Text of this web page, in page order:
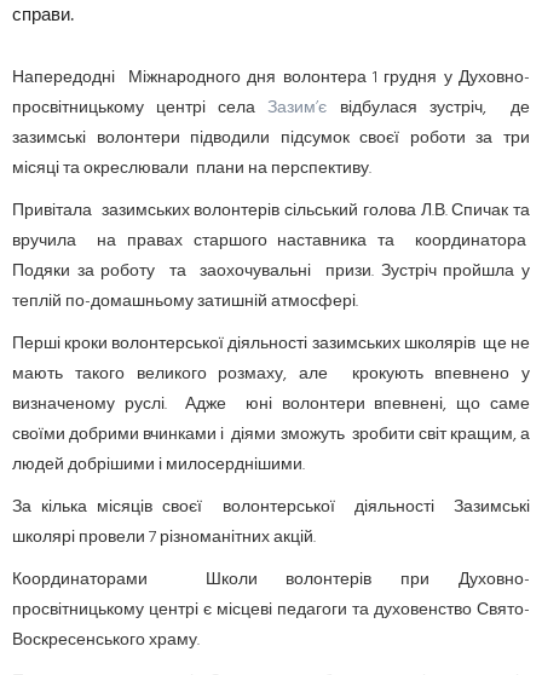
справи.
Напередодні Міжнародного дня волонтера 1 грудня у Духовно-
просвітницькому центрі селаЗазим’є відбулася зустріч, де
зазимські волонтери підводили підсумок своєї роботи за три
місяці та окреслювали плани на перспективу.
Привітала зазимських волонтерів сільський голова Л.В. Спичак та
вручила на правах старшого наставника та координатора
Подяки за роботу та заохочувальні призи. Зустріч пройшла у
теплій по-домашньому затишній атмосфері.
Перші кроки волонтерської діяльності зазимських школярів ще не
мають такого великого розмаху, але крокують впевнено у
визначеному руслі. Адже юні волонтери впевнені, що саме
своїми добрими вчинками і діями зможуть зробити світ кращим, а
людей добрішими і милосерднішими.
За кілька місяців своєї волонтерської діяльності Зазимські
школярі провели 7 різноманітних акцій.
Координаторами Школи волонтерів при Духовно-
просвітницькому центрі є місцеві педагоги та духовенство Свято-
Воскресенського храму.